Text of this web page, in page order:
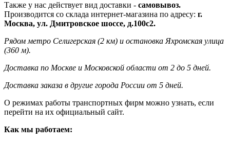
Также у нас действует вид доставки - самовывоз.
Производится со склада интернет-магазина по адресу: г.
Москва, ул. Дмитровское шоссе, д.100с2.
Рядом метро Селигерская (2 км) и остановка Яхромская улица
(360 м).
Доставка по Москве и Московской области от 2 до 5 дней.
Доставка заказа в другие города России от 5 дней.
О режимах работы транспортных фирм можно узнать, если
перейти на их официальный сайт.
Как мы работаем: